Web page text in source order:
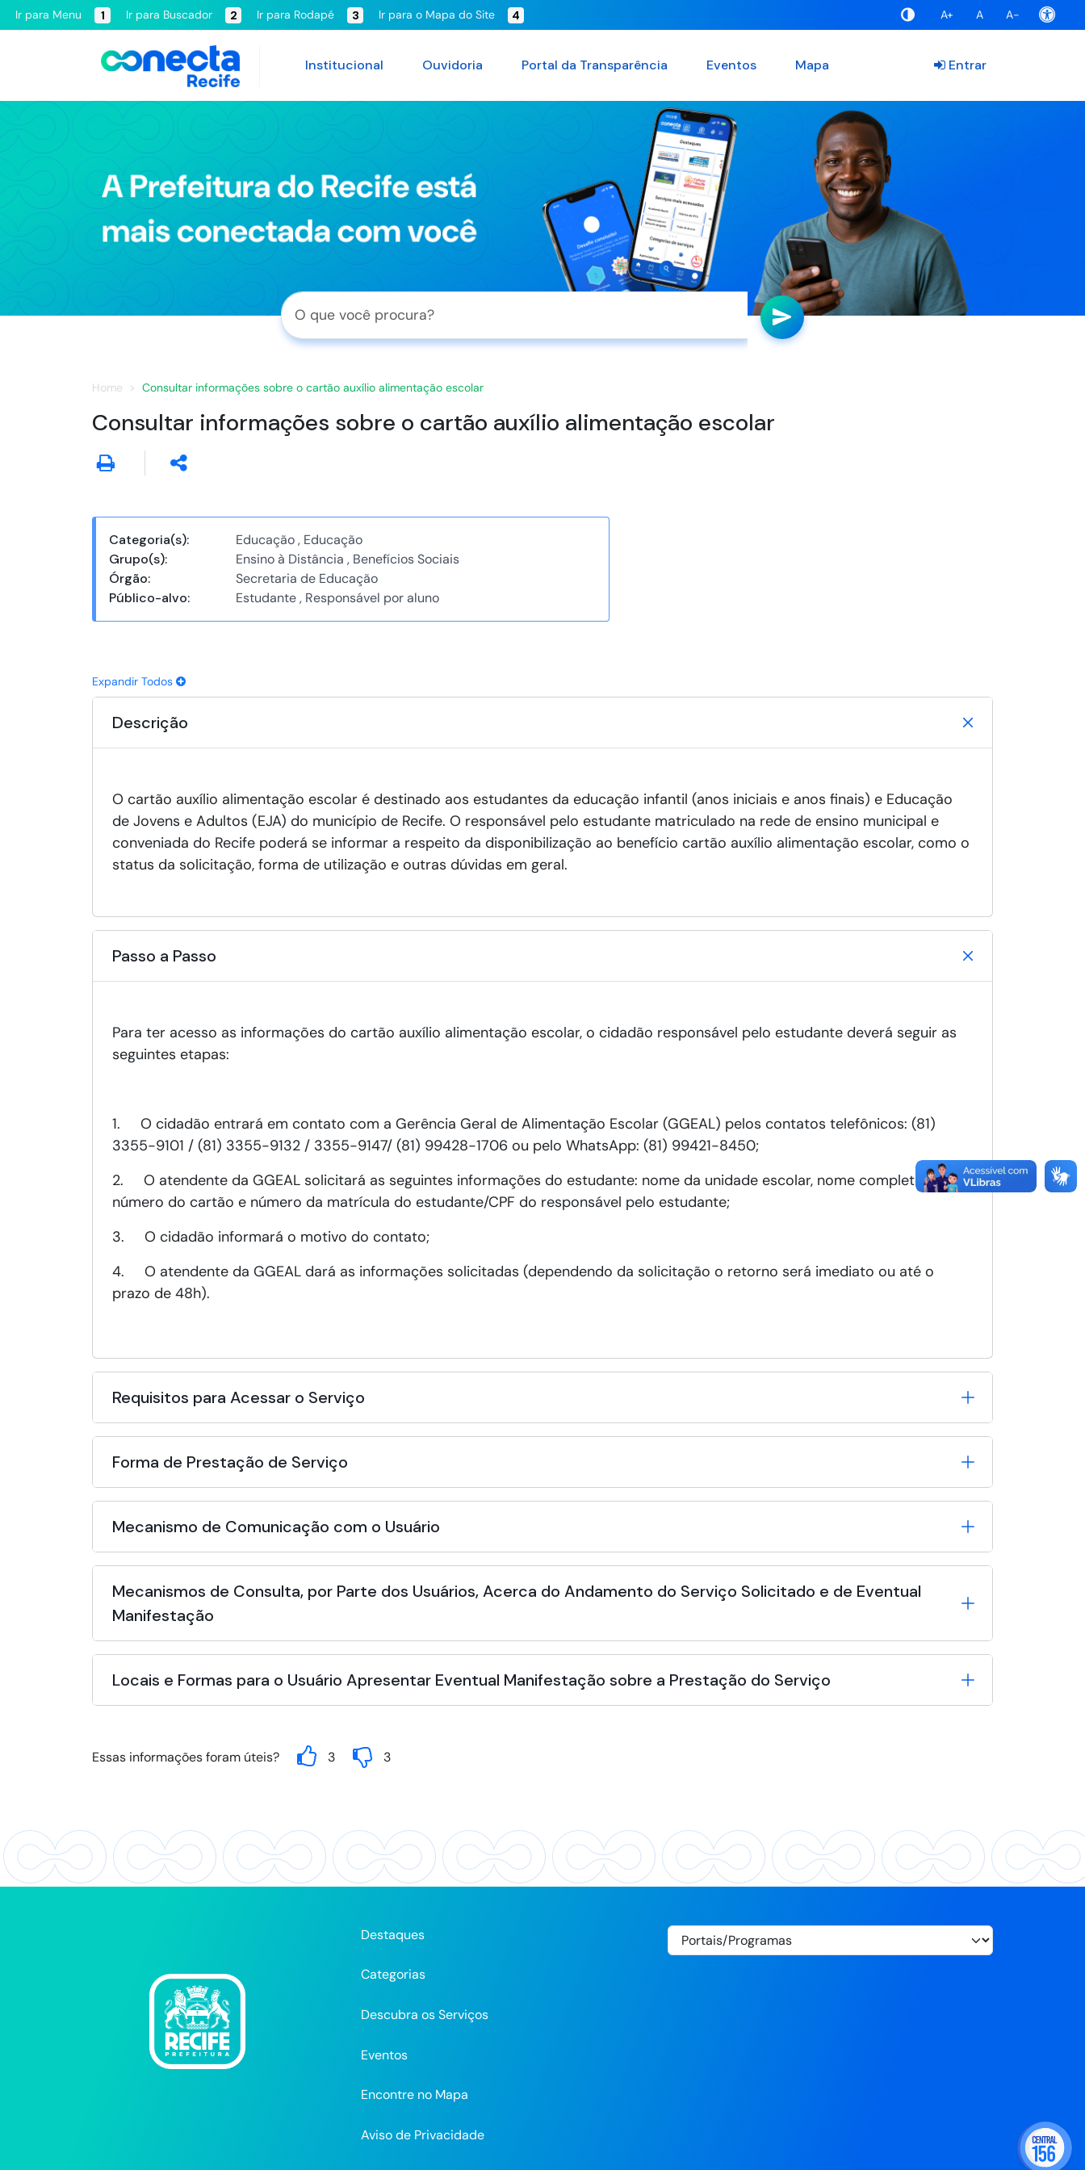
Ir para Menu 1 Ir para Buscador 2 Ir para Rodapé 3 Ir para o Mapa do Site 4 A+ A A-
Institucional Ouvidoria Portal da Transparência Eventos Mapa Entrar
Home Consultar informações sobre o cartão auxílio alimentação escolar
Consultar informações sobre o cartão auxílio alimentação escolar
Categoria(s):
Educação , Educação
Grupo(s):
Ensino à Distância , Benefícios Sociais
Órgão:
Secretaria de Educação
Público-alvo:
Estudante , Responsável por aluno
Expandir Todos
Descrição
O cartão auxílio alimentação escolar é destinado aos estudantes da educação infantil (anos iniciais e anos finais) e Educação
de Jovens e Adultos (EJA) do município de Recife. O responsável pelo estudante matriculado na rede de ensino municipal e
conveniada do Recife poderá se informar a respeito da disponibilização ao benefício cartão auxílio alimentação escolar, como o
status da solicitação, forma de utilização e outras dúvidas em geral.
Passo a Passo
Para ter acesso as informações do cartão auxílio alimentação escolar, o cidadão responsável pelo estudante deverá seguir as
seguintes etapas:
1. O cidadão entrará em contato com a Gerência Geral de Alimentação Escolar (GGEAL) pelos contatos telefônicos: (81)
3355-9101 / (81) 3355-9132 / 3355-9147/ (81) 99428-1706 ou pelo WhatsApp: (81) 99421-8450;
2. O atendente da GGEAL solicitará as seguintes informações do estudante: nome da unidade escolar, nome completo,
número do cartão e número da matrícula do estudante/CPF do responsável pelo estudante;
3. O cidadão informará o motivo do contato;
4. O atendente da GGEAL dará as informações solicitadas (dependendo da solicitação o retorno será imediato ou até o
prazo de 48h).
Requisitos para Acessar o Serviço
Forma de Prestação de Serviço
Mecanismo de Comunicação com o Usuário
Mecanismos de Consulta, por Parte dos Usuários, Acerca do Andamento do Serviço Solicitado e de Eventual
Manifestação
Locais e Formas para o Usuário Apresentar Eventual Manifestação sobre a Prestação do Serviço
Essas informações foram úteis? 3 3
Destaques
Categorias
Descubra os Serviços
Eventos
Encontre no Mapa
Aviso de Privacidade